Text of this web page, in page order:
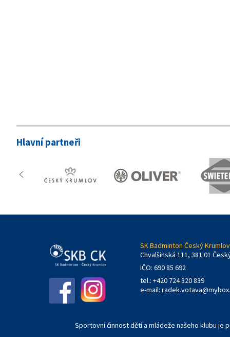
Hlavní partneři
SK Badminton Český
Chvalšinská 111, 381 01
IČO: 690 85 692
tel.: +420 724 320 839
e-mail:
Sportovní činnost dětí a mládeže našeho klubu je